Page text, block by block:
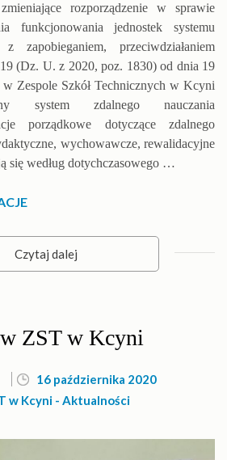
rozporządzenie w sprawie
funkcjonowania jednostek systemu
przeciwdziałaniem
(Dz. U. z 2020, poz. 1830) od dnia 19
Zespole Szkół Technicznych w Kcyni
system zdalnego nauczania
porządkowe dotyczące zdalnego
wychowawcze, rewalidacyjne
się według dotychczasowego …
Czytaj dalej
ZST w Kcyni
16 października 2020
w Kcyni - Aktualności